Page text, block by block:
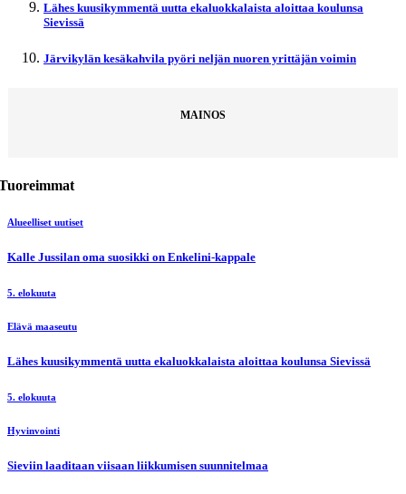
Lähes kuusikymmentä uutta ekaluokkalaista aloittaa koulunsa
Sievissä
Järvikylän kesäkahvila pyöri neljän nuoren yrittäjän voimin
MAINOS
Alueelliset uutiset
Kalle Jussilan oma suosikki on Enkelini-kappale
5. elokuuta
Elävä maaseutu
Lähes kuusikymmentä uutta ekaluokkalaista aloittaa koulunsa Sievissä
5. elokuuta
Hyvinvointi
Sieviin laaditaan viisaan liikkumisen suunnitelmaa